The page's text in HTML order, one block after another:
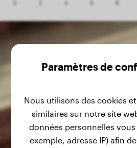
Paramètres de
Nous utilisons des cookies
similaires sur notre site
données personnelles
exemple, adresse IP) afin